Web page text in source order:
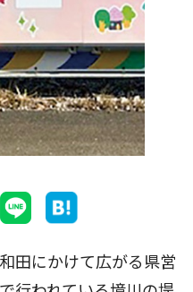
田にかけて広がる県営